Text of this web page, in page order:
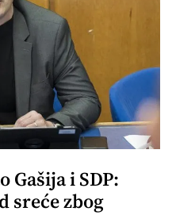
i SDP:
sreće zbog